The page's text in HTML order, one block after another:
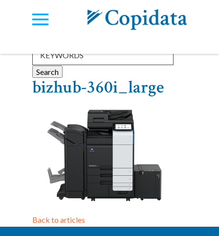
Categories:
bizhub-360i_large
Back to articles